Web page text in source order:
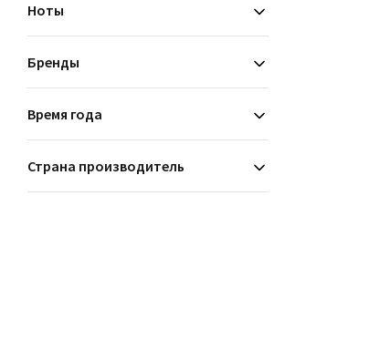
Ноты
Бренды
Время года
Страна производитель